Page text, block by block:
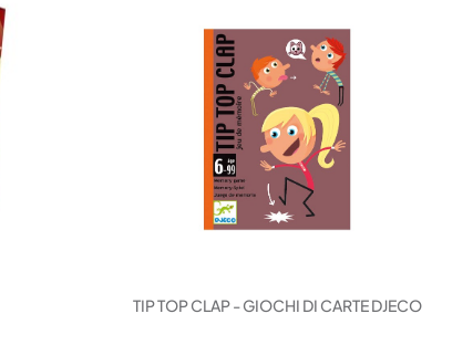
TIP TOP CLAP - GIOCHI DI CARTE DJECO